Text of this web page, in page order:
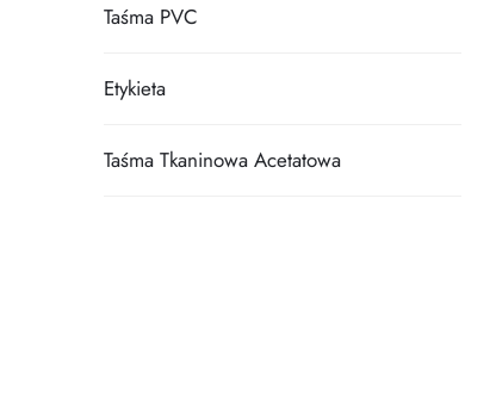
Taśma PVC
Etykieta
Taśma Tkaninowa Acetatowa